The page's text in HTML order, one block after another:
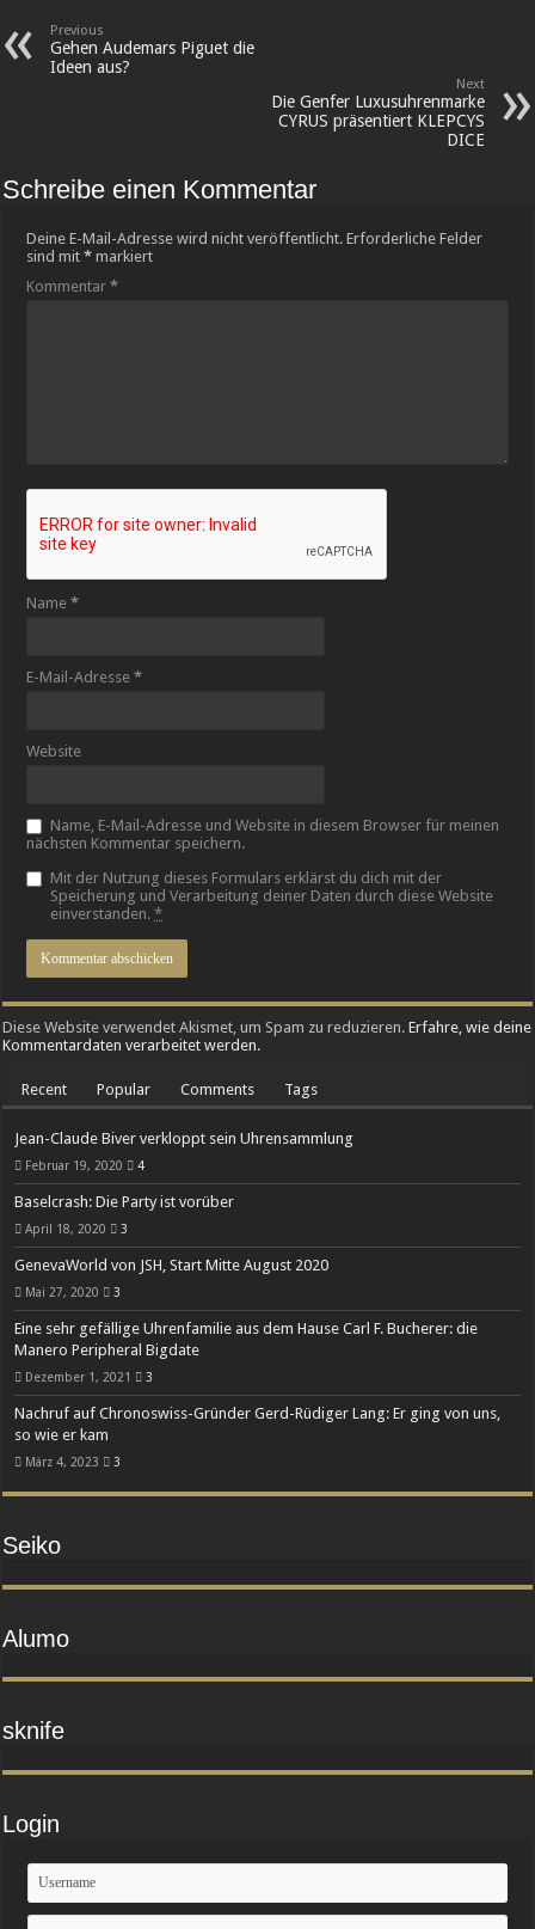
Previous
Gehen Audemars Piguet die
Ideen aus?
Next
Die Genfer Luxusuhrenmarke
CYRUS präsentiert KLEPCYS
DICE
Schreibe einen Kommentar
Deine E-Mail-Adresse wird nicht veröffentlicht. Erforderliche Felder
sind mit* markiert
Kommentar*
Name*
E-Mail-Adresse*
Website
Name, E-Mail-Adresse und Website in diesem Browser für meinen
nächsten Kommentar speichern.
Mit der Nutzung dieses Formulars erklärst du dich mit der
Speicherung und Verarbeitung deiner Daten durch diese Website
einverstanden.*
Diese Website verwendet Akismet, um Spam zu reduzieren.Erfahre, wie deine
Kommentardaten verarbeitet werden.
Recent Popular Comments Tags
Jean-Claude Biver verkloppt sein Uhrensammlung
Februar 19, 2020 4
Baselcrash: Die Party ist vorüber
April 18, 2020 3
GenevaWorld von JSH, Start Mitte August 2020
Mai 27, 2020 3
Eine sehr gefällige Uhrenfamilie aus dem Hause Carl F. Bucherer: die
Manero Peripheral Bigdate
Dezember 1, 2021 3
Nachruf auf Chronoswiss-Gründer Gerd-Rüdiger Lang: Er ging von uns,
so wie er kam
März 4, 2023 3
Seiko
Alumo
sknife
Login